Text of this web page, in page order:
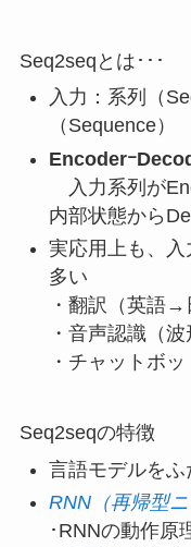
Seq2seqとは･･･
入力：系列（
（Sequence）
Encoderｰ
入力系列が
内部状態から
実応用上も、
多い
・翻訳（英語→
・音声認識（
・チャットボ
Seq2seqの特徴
言語モデルを
RNN（再帰型ニ
･RNNの動作原